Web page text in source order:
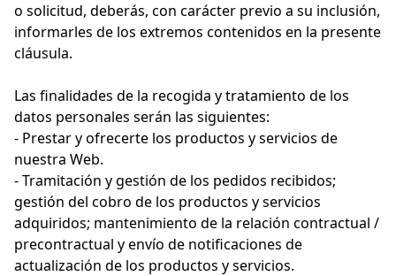
o solicitud, deberás, con carácter previo a su inclusión,
informarles de los extremos contenidos en la presente
cláusula.
Las finalidades de la recogida y tratamiento de los
datos personales serán las siguientes:
- Prestar y ofrecerte los productos y servicios de
nuestra Web.
- Tramitación y gestión de los pedidos recibidos;
gestión del cobro de los productos y servicios
adquiridos; mantenimiento de la relación contractual /
precontractual y envío de notificaciones de
actualización de los productos y servicios.